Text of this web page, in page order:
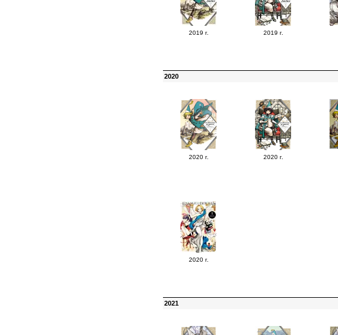
2019 г. 2019 г.
2020
2020 г. 2020 г.
2020 г.
2021